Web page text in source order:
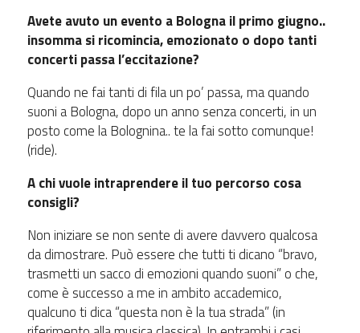
Avete avuto un evento a Bologna il primo giugno..
insomma si ricomincia, emozionato o dopo tanti
concerti passa l’eccitazione?
Quando ne fai tanti di fila un po’ passa, ma quando
suoni a Bologna, dopo un anno senza concerti, in un
posto come la Bolognina.. te la fai sotto comunque!
(ride).
A chi vuole intraprendere il tuo percorso cosa
consigli?
Non iniziare se non sente di avere davvero qualcosa
da dimostrare. Può essere che tutti ti dicano “bravo,
trasmetti un sacco di emozioni quando suoni” o che,
come è successo a me in ambito accademico,
qualcuno ti dica “questa non è la tua strada” (in